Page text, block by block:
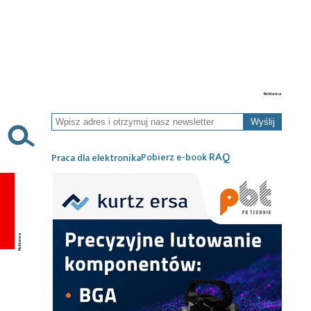
Wyślij
Praca dla elektronikaPobierz e-bookRAQ